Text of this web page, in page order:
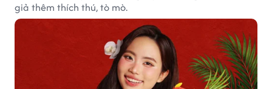
giả thêm thích thú, tò mò.